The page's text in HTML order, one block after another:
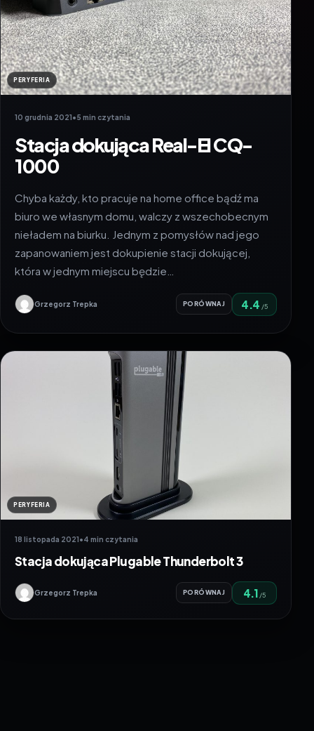
PERYFERIA
10 grudnia 2021•5 min czytania
Stacja dokująca Real-El CQ-
1000
Chyba każdy, kto pracuje na home office bądź ma
biuro we własnym domu, walczy z wszechobecnym
nieładem na biurku. Jednym z pomysłów nad jego
zapanowaniem jest dokupienie stacji dokującej,
która w jednym miejscu będzie…
Grzegorz Trepka PORÓWNAJ 4.4 /5
PERYFERIA
18 listopada 2021•4 min czytania
Stacja dokująca Plugable Thunderbolt 3
Grzegorz Trepka PORÓWNAJ 4.1 /5